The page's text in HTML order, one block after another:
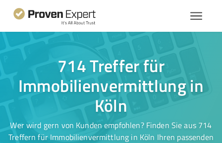
714 Treffer für
Immobilienvermittlung in
Köln
Wer wird gern von Kunden empfohlen? Finden Sie aus 714
Treffern für Immobilienvermittlung in Köln Ihren passenden